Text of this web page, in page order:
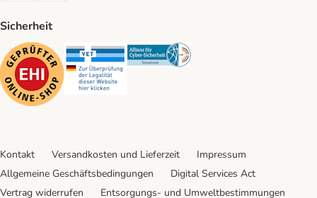
Sicherheit
Security Security Security
Kontakt Versandkosten und Lieferzeit
Impressum
Allgemeine Geschäftsbedingungen
Digital Services Act
Vertrag widerrufen
Entsorgungs- und Umweltbestimmungen